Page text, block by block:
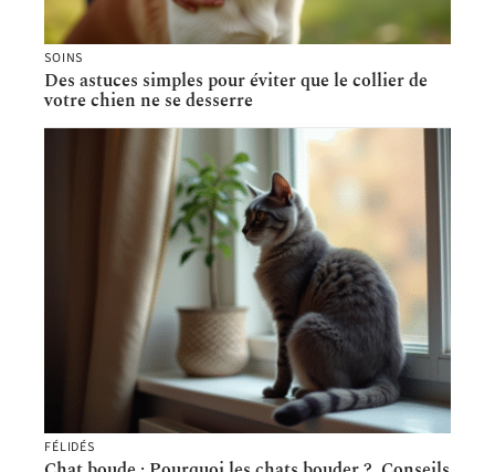
SOINS
Des astuces simples pour éviter que le collier de
votre chien ne se desserre
FÉLIDÉS